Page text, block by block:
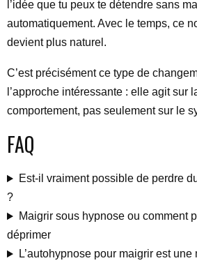
l’idée que tu peux te détendre sans
automatiquement. Avec le temps, ce
devient plus naturel.
C’est précisément ce type de
l’approche intéressante : elle agit sur
comportement, pas seulement sur le
FAQ
Est-il vraiment possible de perdre
?
Maigrir sous hypnose ou comment
déprimer
L’autohypnose pour maigrir est